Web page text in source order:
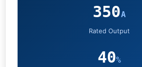
350A
Rated Output
40%